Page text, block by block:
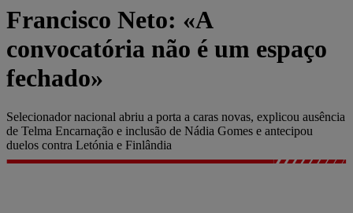
Francisco Neto: «A
convocatória não é um espaço
fechado»
Selecionador nacional abriu a porta a caras novas, explicou ausência
de Telma Encarnação e inclusão de Nádia Gomes e antecipou
duelos contra Letónia e Finlândia